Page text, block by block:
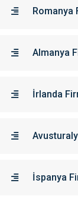
Romanya
Almanya
İrlanda
İspanya